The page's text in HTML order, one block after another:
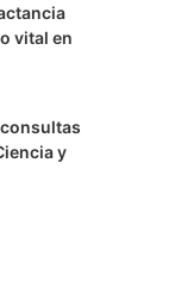
vital en
y